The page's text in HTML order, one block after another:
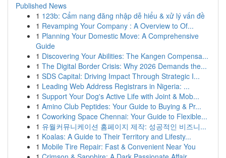
Published News
1 123b: Cẩm nang đăng nhập dễ hiểu & xử lý vấn đề
1 Revamping Your Company : A Overview to Of...
1 Planning Your Domestic Move: A Comprehensive
Guide
1 Discovering Your Abilities: The Kangen Compensa...
1 The Digital Border Crisis: Why 2026 Demands the...
1 SDS Capital: Driving Impact Through Strategic I...
1 Leading Web Address Registrars in Nigeria: ...
1 Support Your Dog's Active Life with Joint & Mob...
1 Amino Club Peptides: Your Guide to Buying & Pr...
1 Coworking Space Chennai: Your Guide to Flexible...
1 유월커뮤니케이션 홈페이지 제작: 성공적인 비즈니...
1 Koalas: A Guide to Their Territory and Lifesty...
1 Mobile Tire Repair: Fast & Convenient Near You